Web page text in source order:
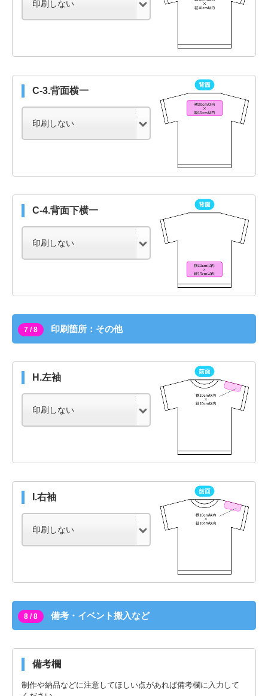
C-3.背面横一
C-4.背面下横一
7 / 8 印刷箇所：その他
H.左袖
I.右袖
8 / 8 備考・イベント搬入など
備考欄
制作や納品などに注意してほしい点があれば備考欄に入力して